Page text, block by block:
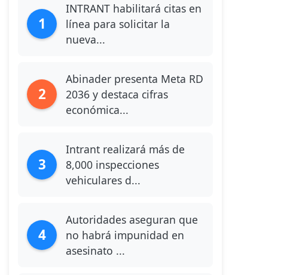
1
INTRANT habilitará citas en
línea para solicitar la
nueva...
2
Abinader presenta Meta RD
2036 y destaca cifras
económica...
3
Intrant realizará más de
8,000 inspecciones
vehiculares d...
4
Autoridades aseguran que
no habrá impunidad en
asesinato ...